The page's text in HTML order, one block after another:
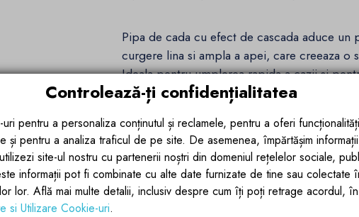
Pipa de cada cu efect de cascada aduce
curgere lina si ampla a apei, care creeaza o
Ideala pentru umplerea rapida a cazii si
spa profesional.
Controlează-ți confidențialitatea
uri pentru a personaliza conținutul și reclamele, pentru a oferi
și pentru a analiza traficul de pe site. De asemenea, împărtășim
site-ul nostru cu partenerii noștri din domeniul rețelelor sociale,
informații pot fi combinate cu alte date furnizate de tine sau colectate
lor. Află mai multe detalii, inclusiv despre cum îți poți retrage acordul, în
si Utilizare Cookie-uri.